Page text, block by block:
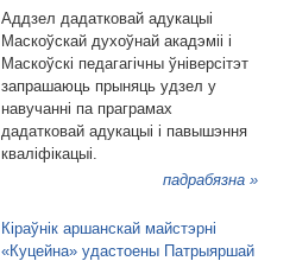
Аддзел дадатковай адукацыі
Маскоўскай духоўнай акадэміі і
Маскоўскі педагагічны ўніверсітэт
запрашаюць прыняць удзел у
навучанні па праграмах
дадатковай адукацыі і павышэння
кваліфікацыі.
падрабязна »
Кіраўнік аршанскай майстэрні
«Куцейна» удастоены Патрыяршай